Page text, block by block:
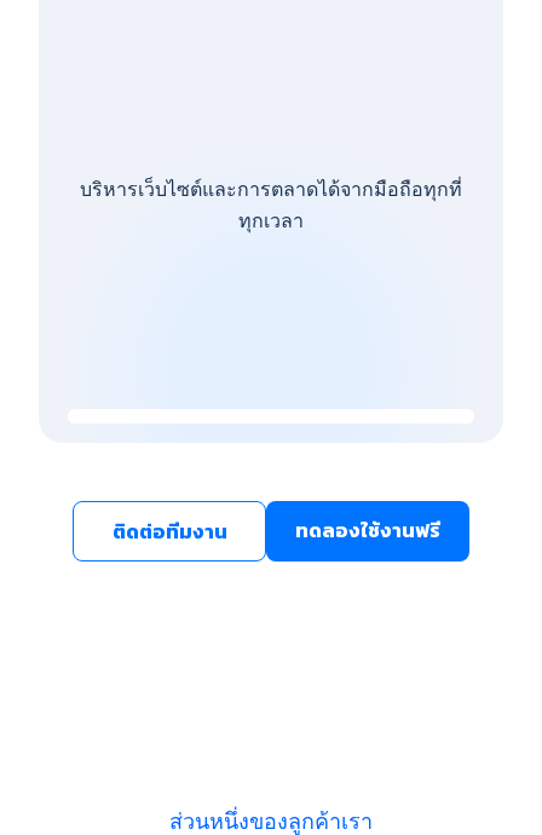
บริหารเว็บไซต์และการตลาดได้จากมือถือทุกที่
ทุกเวลา
ติดต่อทีมงาน ทดลองใช้งานฟรี
ส่วนหนึ่งของลูกค้าเรา